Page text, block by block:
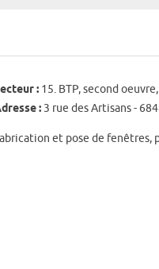
: 15. BTP, second
: 3 rue des Artisans -
et pose de fenêtres,